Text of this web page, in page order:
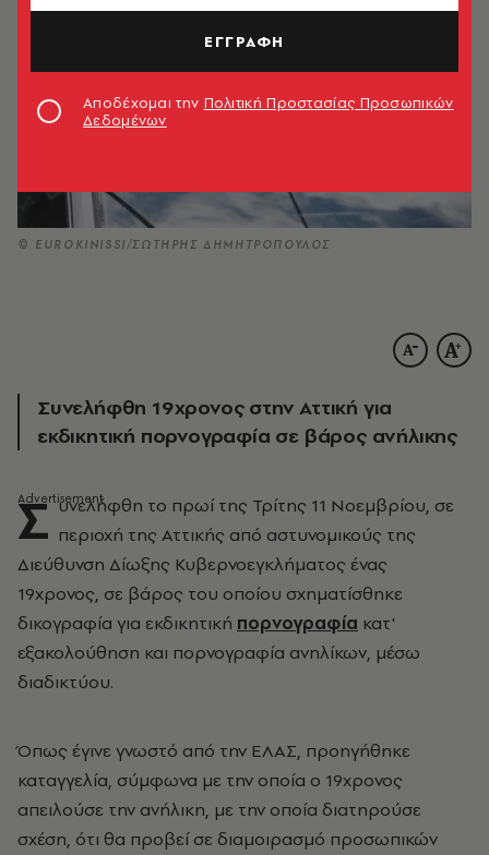
© EUROKINISSI/ΣΩΤΗΡΗΣ ΔΗΜΗΤΡΟΠΟΥΛΟΣ
Συνελήφθη 19χρονος στην Αττική για
εκδικητική πορνογραφία σε βάρος ανήλικης
Σ υνελήφθη το πρωί της Τρίτης 11 Νοεμβρίου, σε
περιοχή της Αττικής από αστυνομικούς της
Διεύθυνση Δίωξης Κυβερνοεγκλήματος ένας
19χρονος, σε βάρος του οποίου σχηματίσθηκε
δικογραφία για εκδικητική πορνογραφία κατ'
εξακολούθηση και πορνογραφία ανηλίκων, μέσω
διαδικτύου.
Όπως έγινε γνωστό από την ΕΛΑΣ, προηγήθηκε
καταγγελία, σύμφωνα με την οποία ο 19χρονος
απειλούσε την ανήλικη, με την οποία διατηρούσε
σχέση, ότι θα προβεί σε διαμοιρασμό προσωπικών
ΕΓΓΡΑΦΗ
Αποδέχομαι την Πολιτική Προστασίας Προσωπικών
Δεδομένων